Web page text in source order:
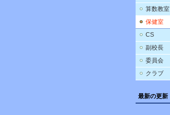
算数教室
保健室
CS
副校長
委員会
クラブ
最新の更新